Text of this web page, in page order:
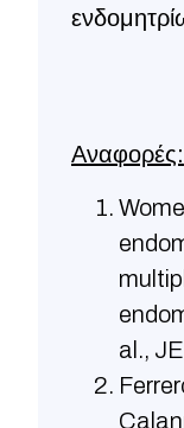
Αναφορές:
al.,